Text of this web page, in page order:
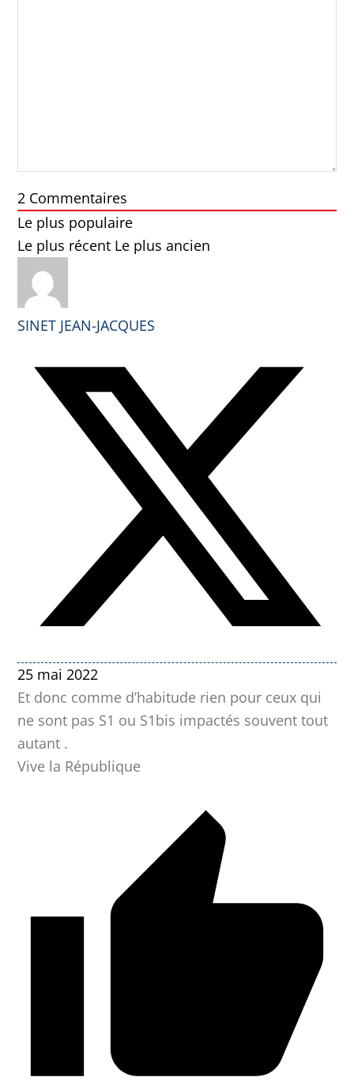
2 Commentaires
Le plus populaire
Le plus récent Le plus ancien
SINET JEAN-JACQUES
25 mai 2022
Et donc comme d’habitude rien pour ceux qui
ne sont pas S1 ou S1bis impactés souvent tout
autant .
Vive la République